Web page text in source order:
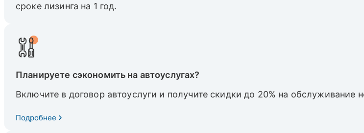
сроке лизинга на 1 год.
Планируете сэкономить на автоуслугах?
Включите в договор автоуслуги и получите скидки до 20% на обслуживание
Подробнее